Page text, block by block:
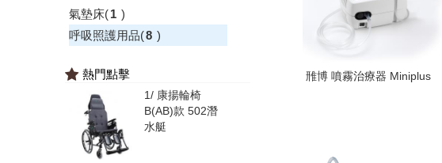
氣墊床(1 )
呼吸照護用品(8 )
熱門點擊
1/ 康揚輪椅
B(AB)款 502潛
水艇
雃博 噴霧治療器 Miniplus